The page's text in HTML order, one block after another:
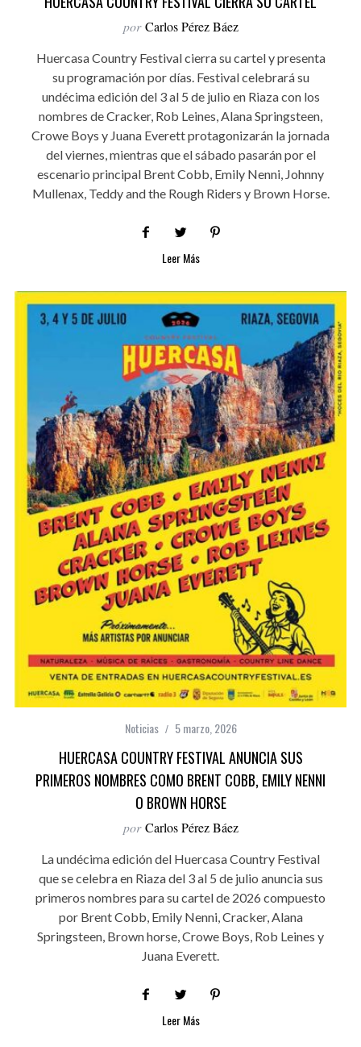
por Carlos Pérez Báez
Huercasa Country Festival cierra su cartel y presenta
su programación por días. Festival celebrará su
undécima edición del 3 al 5 de julio en Riaza con los
nombres de Cracker, Rob Leines, Alana Springsteen,
Crowe Boys y Juana Everett protagonizarán la jornada
del viernes, mientras que el sábado pasarán por el
escenario principal Brent Cobb, Emily Nenni, Johnny
Mullenax, Teddy and the Rough Riders y Brown Horse.
Leer Más
Noticias 5 marzo, 2026
HUERCASA COUNTRY FESTIVAL ANUNCIA SUS
PRIMEROS NOMBRES COMO BRENT COBB, EMILY NENNI
O BROWN HORSE
por Carlos Pérez Báez
La undécima edición del Huercasa Country Festival
que se celebra en Riaza del 3 al 5 de julio anuncia sus
primeros nombres para su cartel de 2026 compuesto
por Brent Cobb, Emily Nenni, Cracker, Alana
Springsteen, Brown horse, Crowe Boys, Rob Leines y
Juana Everett.
Leer Más